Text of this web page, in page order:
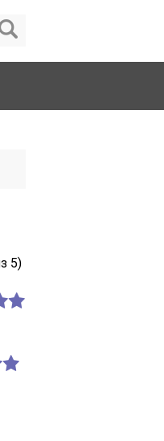
5)